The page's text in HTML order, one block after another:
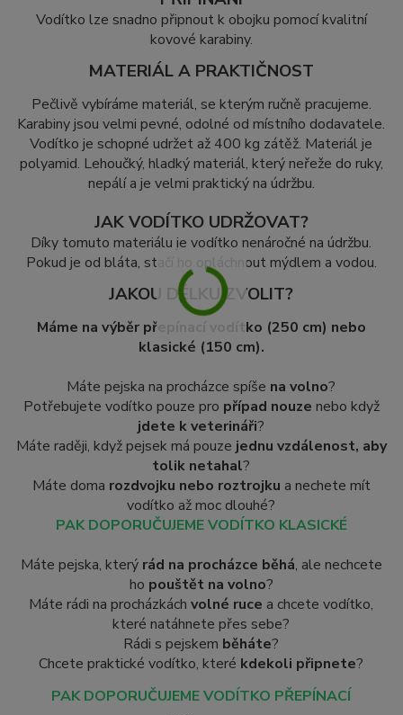
Vodítko lze snadno připnout k obojku pomocí kvalitní
kovové karabiny.
MATERIÁL A PRAKTIČNOST
Pečlivě vybíráme materiál, se kterým ručně pracujeme.
Karabiny jsou velmi pevné, odolné od místního dodavatele.
Vodítko je schopné udržet až 400 kg zátěž. Materiál je
polyamid. Lehoučký, hladký materiál, který neřeže do ruky,
nepálí a je velmi praktický na údržbu.
JAK VODÍTKO UDRŽOVAT?
Díky tomuto materiálu je vodítko nenáročné na údržbu.
Pokud je od bláta, stačí ho opláchnout mýdlem a vodou.
JAKOU DÉLKU ZVOLIT?
Máme na výběr přepínací vodítko (250 cm) nebo
klasické (150 cm).
Máte pejska na procházce spíše na volno?
Potřebujete vodítko pouze pro případ nouze nebo když
jdete k veterináři?
Máte raději, když pejsek má pouze jednu vzdálenost, aby
tolik netahal?
Máte doma rozdvojku nebo roztrojku a nechete mít
vodítko až moc dlouhé?
PAK DOPORUČUJEME VODÍTKO KLASICKÉ
Máte pejska, který rád na procházce běhá, ale nechcete
ho pouštět na volno?
Máte rádi na procházkách volné ruce a chcete vodítko,
které natáhnete přes sebe?
Rádi s pejskem běháte?
Chcete praktické vodítko, které kdekoli připnete?
PAK DOPORUČUJEME VODÍTKO PŘEPÍNACÍ